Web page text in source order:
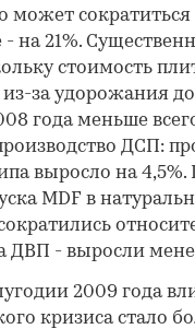
может сократиться
на 21%.
стоимость
из-за удорожания
года меньше
ДСП:
выросло на
MDF в
а ДВП - выросли
2009 года
кризиса стало